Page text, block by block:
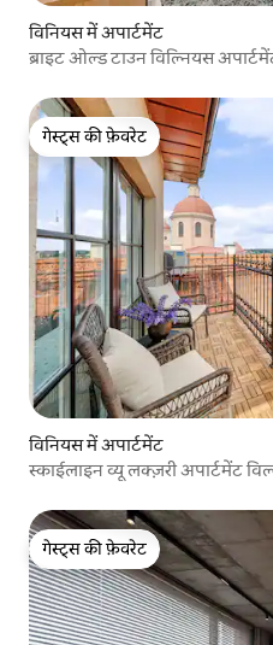
विनियस में अपार्टमेंट
ब्राइट ओल्ड टाउन विल्नियस
गेस्ट्स की फ़ेवरेट
गेस्ट्स की फ़ेवरेट
विनियस में अपार्टमेंट
स्काईलाइन व्यू लक्ज़री अपार्टमेंट
गेस्ट्स की फ़ेवरेट
गेस्ट्स की फ़ेवरेट